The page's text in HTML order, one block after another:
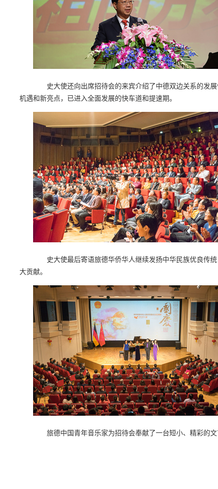
史大使还向出席招待会的来宾介绍了中德双边关系的发展
机遇和新亮点，已进入全面发展的快车道和提速期。
史大使最后寄语旅德华侨华人继续发扬中华民族优良传统
大贡献。
旅德中国青年音乐家为招待会奉献了一台短小、精彩的文